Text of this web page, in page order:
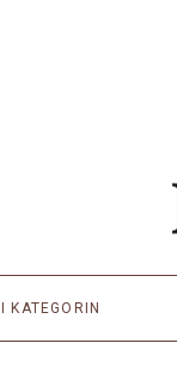
I KATEGORIN